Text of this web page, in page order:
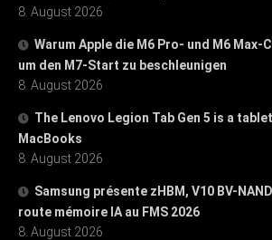
8. August 2026
Warum Apple die M6 Pro- und M6 Max-
um den M7-Start zu beschleunigen
8. August 2026
The Lenovo Legion Tab Gen 5 is a
MacBooks
8. August 2026
Samsung présente zHBM, V10 BV-
route mémoire IA au FMS 2026
8. August 2026